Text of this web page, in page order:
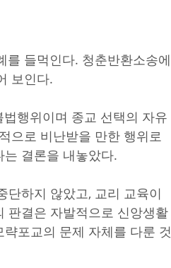
를 들먹인다. 청춘반환소송에
보인다.
법행위이며 종교 선택의 자유
으로 비난받을 만한 행위로
결론을 내놓았다.
단하지 않았고, 교리 교육이
판결은 자발적으로 신앙생활
포교의 문제 자체를 다룬 것